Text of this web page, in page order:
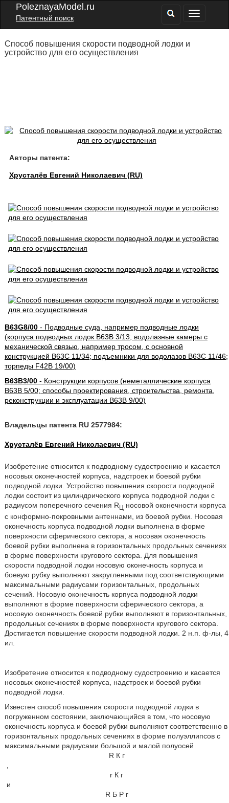
PoleznayaModel.ru
Патентный поиск
Способ повышения скорости подводной лодки и
устройство для его осуществления
Авторы патента:
Хрусталёв Евгений Николаевич (RU)
B63G8/00- Подводные суда, например подводные лодки
(корпуса подводных лодок B63B 3/13; водолазные камеры с
механической связью, например тросом, с основной
конструкцией B63C 11/34; подъемники для водолазов B63C 11/46;
торпеды F42B 19/00)
B63B3/00- Конструкции корпусов (неметаллические корпуса
B63B 5/00; способы проектирования, строительства, ремонта,
реконструкции и эксплуатации B63B 9/00)
Владельцы патента RU 2577984:
Хрусталёв Евгений Николаевич (RU)
Изобретение относится к подводному судостроению и касается
носовых оконечностей корпуса, надстроек и боевой рубки
подводной лодки. Устройство повышения скорости подводной
лодки состоит из цилиндрического корпуса подводной лодки с
радиусом поперечного сечения RЦ носовой оконечности корпуса
с конформно-покровными антеннами, из боевой рубки. Носовая
оконечность корпуса подводной лодки выполнена в форме
поверхности сферического сектора, а носовая оконечность
боевой рубки выполнена в горизонтальных продольных сечениях
в форме поверхности кругового сектора. Для повышения
скорости подводной лодки носовую оконечность корпуса и
боевую рубку выполняют закругленными под соответствующими
максимальными радиусами горизонтальных, продольных
сечений. Носовую оконечность корпуса подводной лодки
выполняют в форме поверхности сферического сектора, а
носовую оконечность боевой рубки выполняют в горизонтальных,
продольных сечениях в форме поверхности кругового сектора.
Достигается повышение скорости подводной лодки. 2 н.п. ф-лы, 4
ил.
Изобретение относится к подводному судостроению и касается
носовых оконечностей корпуса, надстроек и боевой рубки
подводной лодки.
Известен способ повышения скорости подводной лодки в
погруженном состоянии, заключающийся в том, что носовую
оконечность корпуса и боевой рубки выполняют соответственно в
горизонтальных продольных сечениях в форме полуэллипсов с
максимальными радиусами большой и малой полуосей
R К г
r К г
и
R Б Р г